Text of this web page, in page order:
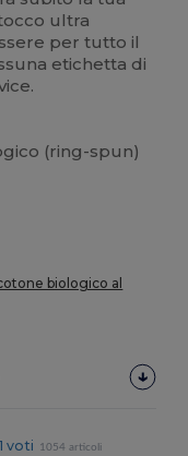
ultra
per tutto il
etichetta di
(ring-spun)
biologico al
voti
1054 articoli